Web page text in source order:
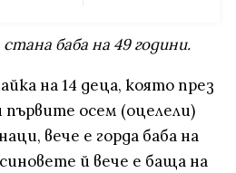
баба на 49 години.
на 14 деца, която през
осем (оцелели)
вече е горда баба на
й вече е баща на